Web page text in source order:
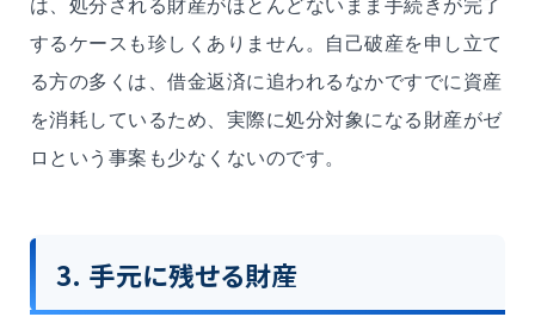
は、処分される財産がほとんどないまま手続きが完了
するケースも珍しくありません。自己破産を申し立て
る方の多くは、借金返済に追われるなかですでに資産
を消耗しているため、実際に処分対象になる財産がゼ
ロという事案も少なくないのです。
3. 手元に残せる財産